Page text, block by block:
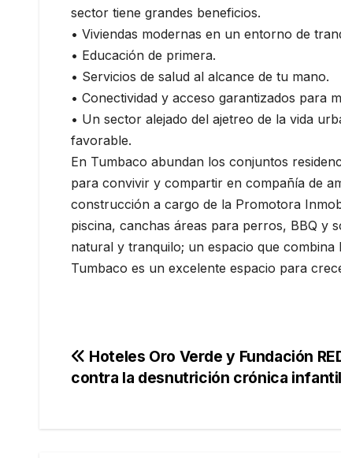
sector tiene grandes beneficios.
• Viviendas modernas en un entorno de
• Educación de primera.
• Servicios de salud al alcance de tu mano.
• Conectividad y acceso garantizados para
• Un sector alejado del ajetreo de la vida
favorable.
En Tumbaco abundan los conjuntos
para convivir y compartir en compañía de
construcción a cargo de la Promotora
piscina, canchas áreas para perros, BBQ y
natural y tranquilo; un espacio que
Tumbaco es un excelente espacio para
Navegación
Hoteles Oro Verde y Fundación
contra la desnutrición crónica infantil